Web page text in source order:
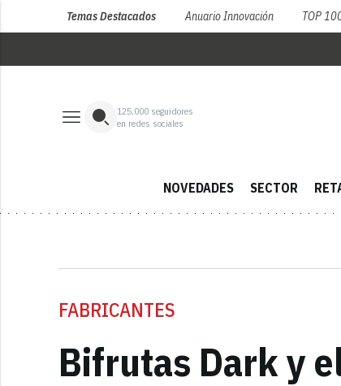
Temas Destacados Anuario Innovación TOP
125,000 seguidores
en redes sociales
NOVEDADES SECTOR
FABRICANTES
Bifrutas Dark y